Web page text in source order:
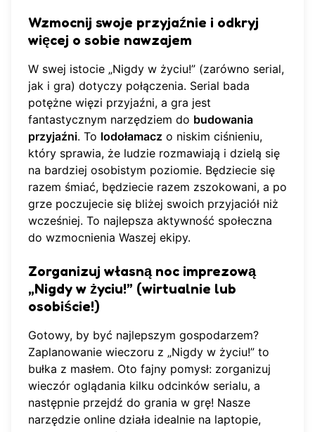
Wzmocnij swoje przyjaźnie i odkryj
więcej o sobie nawzajem
W swej istocie „Nigdy w życiu!” (zarówno serial,
jak i gra) dotyczy połączenia. Serial bada
potężne więzi przyjaźni, a gra jest
fantastycznym narzędziem do budowania
przyjaźni. To lodołamacz o niskim ciśnieniu,
który sprawia, że ludzie rozmawiają i dzielą się
na bardziej osobistym poziomie. Będziecie się
razem śmiać, będziecie razem zszokowani, a po
grze poczujecie się bliżej swoich przyjaciół niż
wcześniej. To najlepsza aktywność społeczna
do wzmocnienia Waszej ekipy.
Zorganizuj własną noc imprezową
„Nigdy w życiu!” (wirtualnie lub
osobiście!)
Gotowy, by być najlepszym gospodarzem?
Zaplanowanie wieczoru z „Nigdy w życiu!” to
bułka z masłem. Oto fajny pomysł: zorganizuj
wieczór oglądania kilku odcinków serialu, a
następnie przejdź do grania w grę! Nasze
narzędzie online działa idealnie na laptopie,